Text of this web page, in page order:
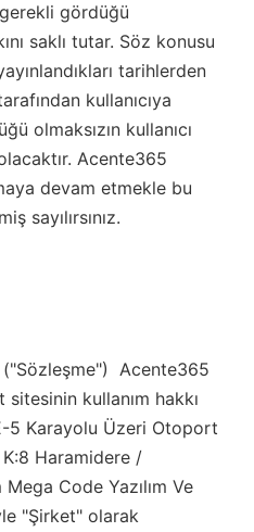
gördüğü
saklı tutar. Söz konusu
tarihlerden
kullanıcıya
olmaksızın kullanıcı
Acente365
devam etmekle bu
sayılırsınız.
("Sözleşme") Acente365
kullanım hakkı
5 Karayolu Üzeri Otoport
Haramidere /
Code Yazılım Ve
"Şirket" olarak